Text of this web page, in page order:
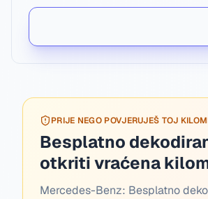
PRIJE NEGO POVJERUJEŠ TOJ
Besplatno
otkriti vraćena
Mercedes-Benz: Besplatno